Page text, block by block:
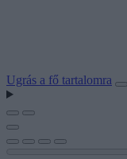
Ugrás a fő tartalomra